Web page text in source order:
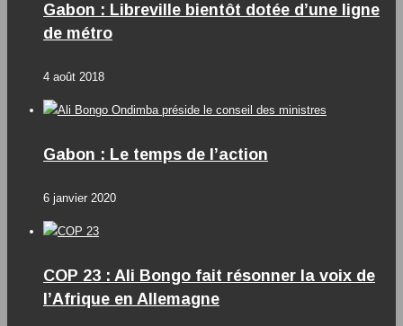
Gabon : Libreville bientôt dotée d’une ligne
de métro
4 août 2018
Gabon : Le temps de l’action
6 janvier 2020
COP 23 : Ali Bongo fait résonner la voix de
l’Afrique en Allemagne